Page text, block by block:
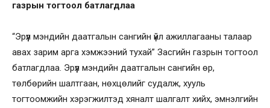
газрын тогтоол батлагдлаа
“Эрүүл мэндийн даатгалын сангийн үйл ажиллагааны талаар
авах зарим арга хэмжээний тухай” Засгийн газрын тогтоол
батлагдлаа. Эрүүл мэндийн даатгалын сангийн өр,
төлбөрийн шалтгаан, нөхцөлийг судалж, хууль
тогтоомжийн хэрэгжилтэд хяналт шалгалт хийх, эмнэлгийн